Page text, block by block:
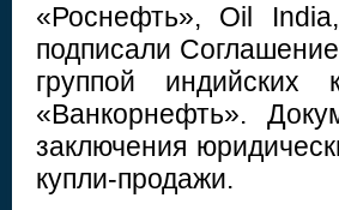
«Роснефть», Oil
подписали
группой
«Ванкорнефть».
заключения
купли-продажи.